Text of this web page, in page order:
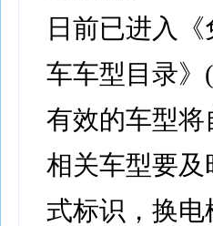
日前已进入
车车型目录
有效的车型
相关车型要
式标识，换